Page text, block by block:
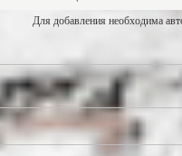
Для добавления необходима